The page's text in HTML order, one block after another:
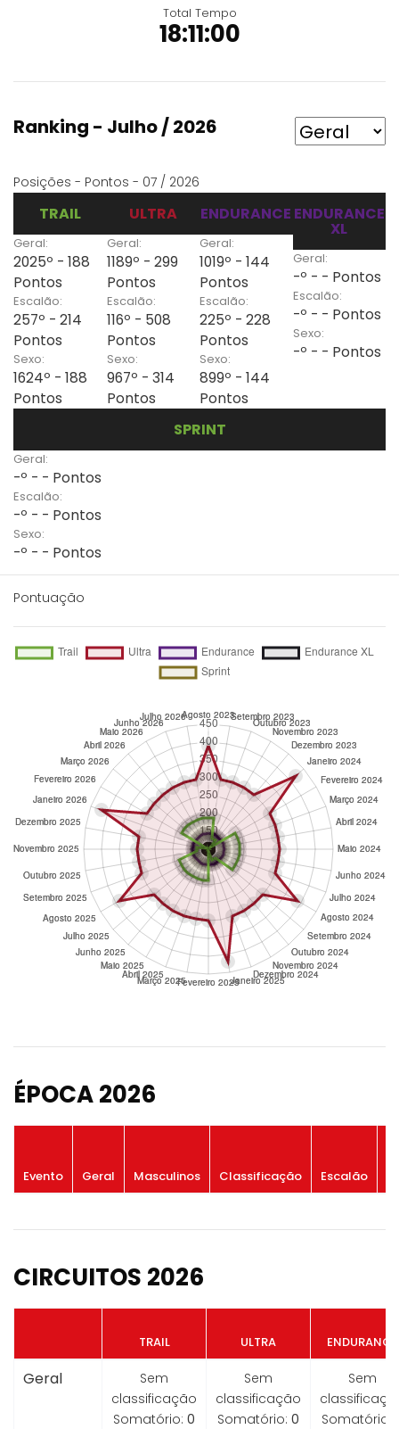
Total Tempo
18:11:00
Ranking - Julho / 2026
Posições - Pontos - 07 / 2026
TRAIL
Geral:
2025º - 188
Pontos
Escalão:
257º - 214
Pontos
Sexo:
1624º - 188
Pontos
ULTRA
Geral:
1189º - 299
Pontos
Escalão:
116º - 508
Pontos
Sexo:
967º - 314
Pontos
ENDURANCE
Geral:
1019º - 144
Pontos
Escalão:
225º - 228
Pontos
Sexo:
899º - 144
Pontos
ENDURANCE
XL
Geral:
-º - - Pontos
Escalão:
-º - - Pontos
Sexo:
-º - - Pontos
SPRINT
Geral:
-º - - Pontos
Escalão:
-º - - Pontos
Sexo:
-º - - Pontos
Pontuação
ÉPOCA 2026
Evento Geral Masculinos Classificação Escalão
CIRCUITOS 2026
TRAIL ULTRA ENDURANCE
Geral
Sem
classificação
Somatório: 0
Sem
classificação
Somatório: 0
Sem
Somatório: